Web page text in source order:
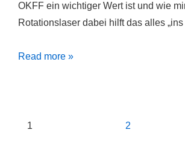
OKFF ein wichtiger Wert ist und wie
Rotationslaser dabei hilft das alles
Küchenboden
Read more »
Seitennummerierung
1 2